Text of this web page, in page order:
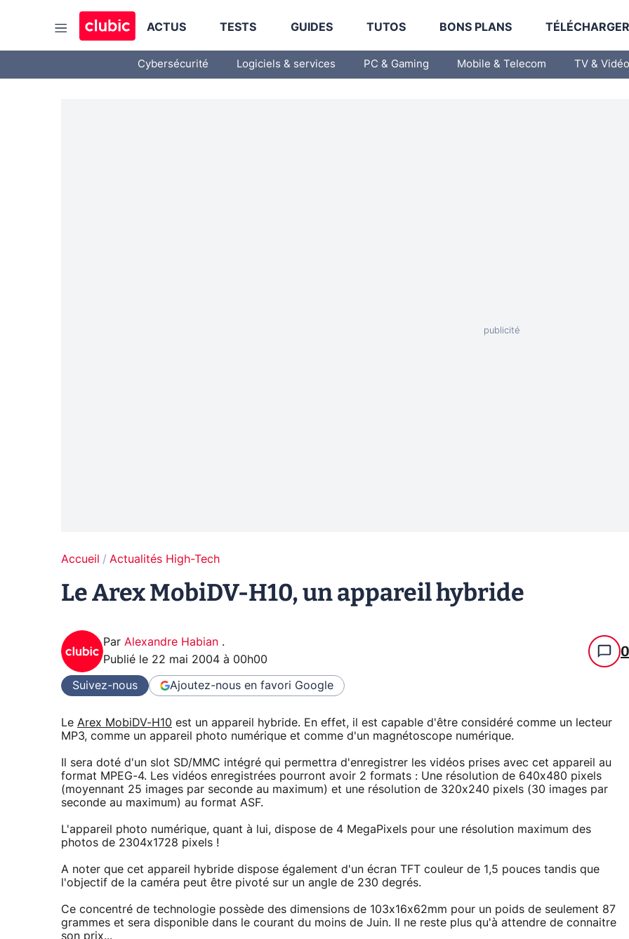
ACTUS TESTS GUIDES TUTOS BONS PLANS
Cybersécurité Logiciels & services PC & Gaming Mobile & Telecom TV & Vidéo
Accueil Actualités High-Tech
Le Arex MobiDV-H10, un appareil hybride
Par Alexandre Habian .
Publié le 22 mai 2004 à 00h00 0
Suivez-nous Ajoutez-nous en favori Google
Le Arex MobiDV-H10 est un appareil hybride. En effet, il est capable d'être considéré comme un lecteur
MP3, comme un appareil photo numérique et comme d'un magnétoscope numérique.
Il sera doté d'un slot SD/MMC intégré qui permettra d'enregistrer les vidéos prises avec cet appareil au
format MPEG-4. Les vidéos enregistrées pourront avoir 2 formats : Une résolution de 640x480 pixels
(moyennant 25 images par seconde au maximum) et une résolution de 320x240 pixels (30 images par
seconde au maximum) au format ASF.
L'appareil photo numérique, quant à lui, dispose de 4 MegaPixels pour une résolution maximum des
photos de 2304x1728 pixels !
A noter que cet appareil hybride dispose également d'un écran TFT couleur de 1,5 pouces tandis que
l'objectif de la caméra peut être pivoté sur un angle de 230 degrés.
Ce concentré de technologie possède des dimensions de 103x16x62mm pour un poids de seulement 87
grammes et sera disponible dans le courant du moins de Juin. Il ne reste plus qu'à attendre de connaitre
son prix...